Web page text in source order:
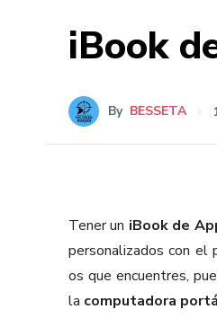
iBook
By BESSETA
Tener un iBook de
personalizados con el
os que encuentres,
la computadora